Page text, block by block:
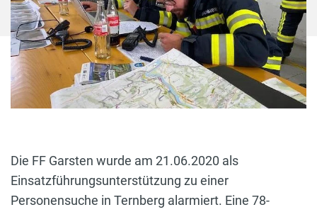
Die FF Garsten wurde am 21.06.2020 als
Einsatzführungsunterstützung zu einer
Personensuche in Ternberg alarmiert. Eine 78-